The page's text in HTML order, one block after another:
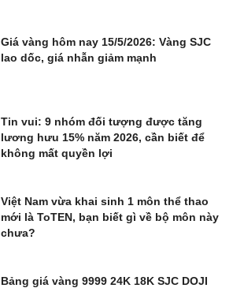
Giá vàng hôm nay 15/5/2026: Vàng SJC
lao dốc, giá nhẫn giảm mạnh
Tin vui: 9 nhóm đối tượng được tăng
lương hưu 15% năm 2026, cần biết để
không mất quyền lợi
Việt Nam vừa khai sinh 1 môn thể thao
mới là ToTEN, bạn biết gì về bộ môn này
chưa?
Bảng giá vàng 9999 24K 18K SJC DOJI